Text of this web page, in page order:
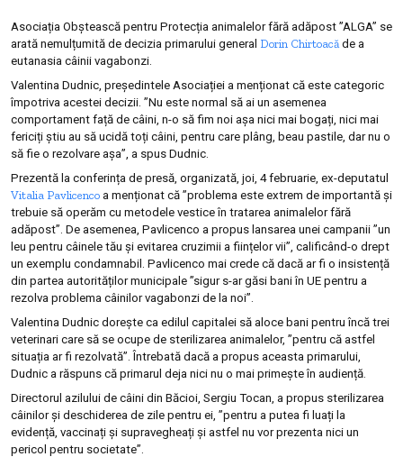
Asociația Obștească pentru Protecția animalelor fără adăpost ”ALGA” se
arată nemulțumită de decizia primarului general Dorin Chirtoacăde a
eutanasia câinii vagabonzi.
Valentina Dudnic, președintele Asociației a menționat că este categoric
împotriva acestei decizii. ”Nu este normal să ai un asemenea
comportament față de câini, n-o să fim noi așa nici mai bogați, nici mai
fericiți știu au să ucidă toți câini, pentru care plâng, beau pastile, dar nu o
să fie o rezolvare așa”, a spus Dudnic.
Prezentă la conferința de presă, organizată, joi, 4 februarie, ex-deputatul
Vitalia Pavlicenco a menționat că ”problema este extrem de importantă și
trebuie să operăm cu metodele vestice în tratarea animalelor fără
adăpost”. De asemenea, Pavlicenco a propus lansarea unei campanii ”un
leu pentru câinele tău și evitarea cruzimii a ființelor vii”, calificând-o drept
un exemplu condamnabil. Pavlicenco mai crede că dacă ar fi o insistență
din partea autorităților municipale ”sigur s-ar găsi bani în UE pentru a
rezolva problema câinilor vagabonzi de la noi”.
Valentina Dudnic dorește ca edilul capitalei să aloce bani pentru încă trei
veterinari care să se ocupe de sterilizarea animalelor, ”pentru că astfel
situația ar fi rezolvată”. Întrebată dacă a propus aceasta primarului,
Dudnic a răspuns că primarul deja nici nu o mai primește în audiență.
Directorul azilului de câini din Băcioi, Sergiu Tocan, a propus sterilizarea
câinilor și deschiderea de zile pentru ei, ”pentru a putea fi luați la
evidență, vaccinați și supravegheați și astfel nu vor prezenta nici un
pericol pentru societate”.